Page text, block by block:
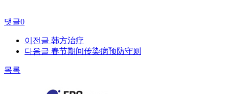
댓글0
이전글 韩方治疗
다음글 春节期间传染病预防守则
목록